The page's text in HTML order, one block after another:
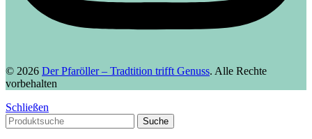
© 2026 Der Pfaröller – Tradtition trifft Genuss. Alle Rechte
vorbehalten
Schließen
Suche